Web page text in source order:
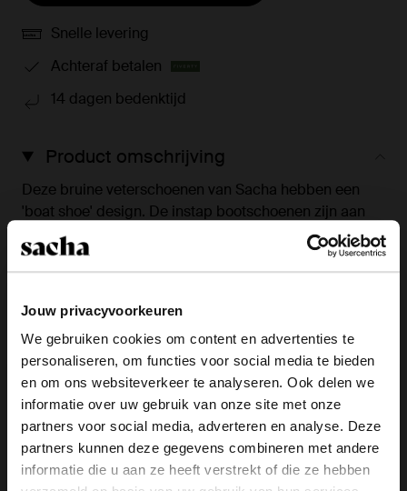
Jouw privacyvoorkeuren
We gebruiken cookies om content en advertenties te
personaliseren, om functies voor social media te bieden
en om ons websiteverkeer te analyseren. Ook delen we
informatie over uw gebruik van onze site met onze
partners voor social media, adverteren en analyse. Deze
partners kunnen deze gegevens combineren met andere
informatie die u aan ze heeft verstrekt of die ze hebben
Snelle levering
Achteraf betalen
14 dagen bedenktijd
Product omschrijving
Deze bruine veterschoenen van Sacha hebben een
'boat shoe' design. De instap bootschoenen zijn aan
de buiten- en binnenzijde gemaakt van leer. Verzorg
de bruine instappers met de Collonil Carbon Pro
300ml.
Product details
Bezorgen & retour
ga terug
×
View this website in English?
It looks like your language isn't Dutch. Would
you like to switch to English?